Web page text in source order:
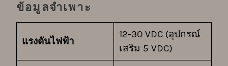
ข้อมูลจำเพาะ
แรงดันไฟฟ้า
12-30 VDC (อุปกรณ์
เสริม 5 VDC)